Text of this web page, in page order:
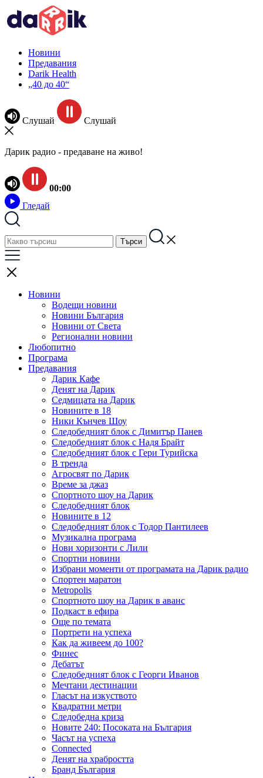
Новини
Предавания
Darik Health
„40 до 40“
Слушай Слушай
Дарик радио - предаване на живо!
00:00
Гледай
Новини
Водещи новини
Новини България
Новини от Света
Регионални новини
Любопитно
Програма
Предавания
Дарик Кафе
Денят на Дарик
Седмицата на Дарик
Новините в 18
Ники Кънчев Шоу
Следобедният блок с Димитър Панев
Следобедният блок с Надя Брайт
Следобедният блок с Гери Турийска
В тренда
Агросвят по Дарик
Време за джаз
Спортното шоу на Дарик
Следобедният блок
Новините в 12
Следобедният блок с Тодор Пантилеев
Музикална програма
Нови хоризонти с Лили
Спортни новини
Избрани моменти от програмата на Дарик радио
Спортен маратон
Metropolis
Спортното шоу на Дарик в аванс
Подкаст в ефира
Още по темата
Портрети на успеха
Как да живеем до 100?
Финес
Дебатът
Следобедният блок с Георги Иванов
Мечтани дестинации
Гласът на изкуството
Квадратни метри
Следобедна криза
Новите 240: Посоката на България
Часът на успеха
Connected
Денят на храбростта
Бранд България